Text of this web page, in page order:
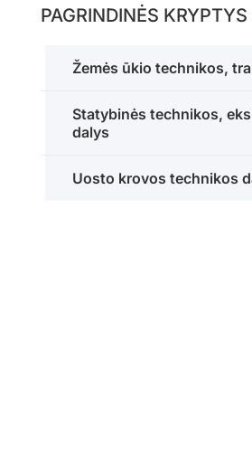
PAGRINDINĖS KRYPTYS
Žemės ūkio technikos,
Statybinės technikos,
dalys
Uosto krovos technikos